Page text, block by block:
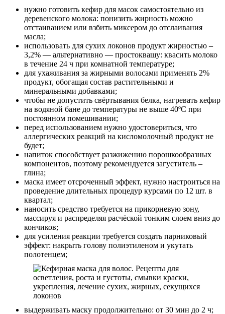
нужно готовить кефир для масок самостоятельно из
деревенского молока: понизить жирность можно
отстаиванием или взбить миксером до отслаивания
масла;
использовать для сухих локонов продукт жирностью –
3,2% — альтернативно — простоквашу: квасить молоко
в течение 24 ч при комнатной температуре;
для ухаживания за жирными волосами применять 2%
продукт, обогащая состав растительными и
минеральными добавками;
чтобы не допустить свёртывания белка, нагревать кефир
на водяной бане до температуры не выше 40ºС при
постоянном помешивании;
перед использованием нужно удостовериться, что
аллергических реакций на кисломолочный продукт не
будет;
напиток способствует разжижению порошкообразных
компонентов, поэтому рекомендуется загуститель –
глина;
маска имеет отсроченный эффект, нужно настроиться на
проведение длительных процедур курсами по 12 шт. в
квартал;
наносить средство требуется на прикорневую зону,
массируя и распределяя расчёской тонким слоем вниз до
кончиков;
для усиления реакции требуется создать парниковый
эффект: накрыть голову полиэтиленом и укутать
полотенцем;
выдерживать маску продолжительно: от 30 мин до 2 ч;